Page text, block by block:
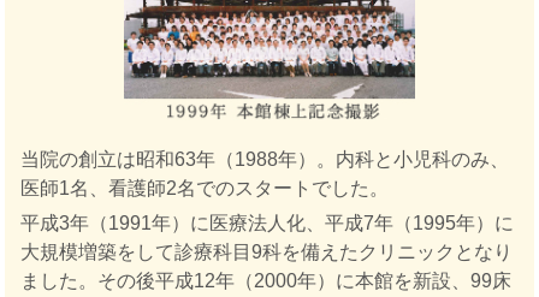
当院の創立は昭和63年（1988年）。内科と小児科のみ、
医師1名、看護師2名でのスタートでした。
平成3年（1991年）に医療法人化、平成7年（1995年）に
大規模増築をして診療科目9科を備えたクリニックとなり
ました。その後平成12年（2000年）に本館を新設、99床